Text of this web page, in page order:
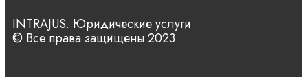
INTRAJUS. Юридические услуги
© Все права защищены 2023